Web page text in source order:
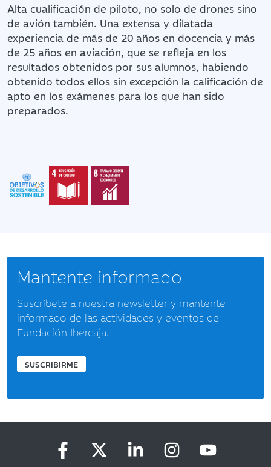
Alta cualificación de piloto, no solo de drones sino
de avión también. Una extensa y dilatada
experiencia de más de 20 años en docencia y más
de 25 años en aviación, que se refleja en los
resultados obtenidos por sus alumnos, habiendo
obtenido todos ellos sin excepción la calificación de
apto en los exámenes para los que han sido
preparados.
Mantente informado
Suscríbete a nuestra newsletter y mantente
informado de las actividades y eventos de
Fundación Ibercaja.
SUSCRIBIRME